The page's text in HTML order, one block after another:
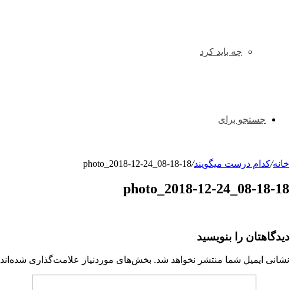
چه باید کرد
جستجو برای
خانه/کدام درست میگویند/
photo_2018-12-24_08-18-18
photo_2018-12-24_08-18-18
دیدگاهتان را بنویسید
نشانی ایمیل شما منتشر نخواهد شد. بخش‌های موردنیاز علامت‌گذاری شده‌اند